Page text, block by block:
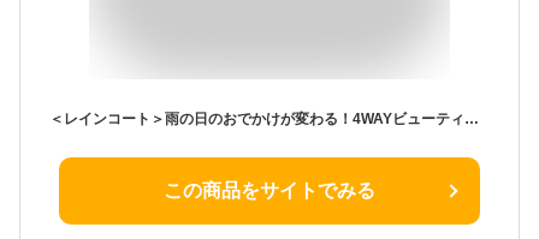
＜レインコート＞雨の日のおでかけが変わる！4WAYビューティーレインコート（抱っこ・おんぶ・ベビーカーケープOK）濡らしたくないママのためのレインコート 自転車 クリップ付き 雨 梅雨 雨対策
この商品をサイトでみる